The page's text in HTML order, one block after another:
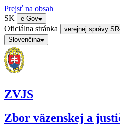
Prejsť na obsah
SK
e-Gov
Oficiálna stránka
verejnej správy SR
Slovenčina
ZVJS
Zbor väzenskej a